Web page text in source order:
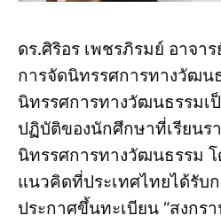
ดร.ศิริอร เพชรภิรมย์ อาจา
การจัดนิทรรศการทางวัฒน
นิทรรศการทางวัฒนธรรมเ
ปฏิบัติของนักศึกษาที่เรียนร
นิทรรศการทางวัฒนธรรม
แนวคิดที่ประเทศไทยได้รับ
ประกาศขึ้นทะเบียน “สงกร